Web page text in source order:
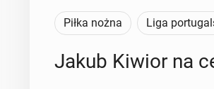
Piłka nożna Liga
Jakub Kiwior na